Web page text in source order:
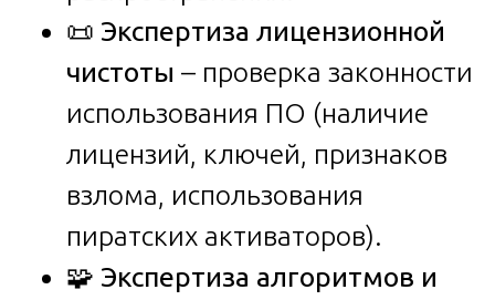
📜 Экспертиза лицензионной
чистоты – проверка законности
использования ПО (наличие
лицензий, ключей, признаков
взлома, использования
пиратских активаторов).
🧩 Экспертиза алгоритмов и